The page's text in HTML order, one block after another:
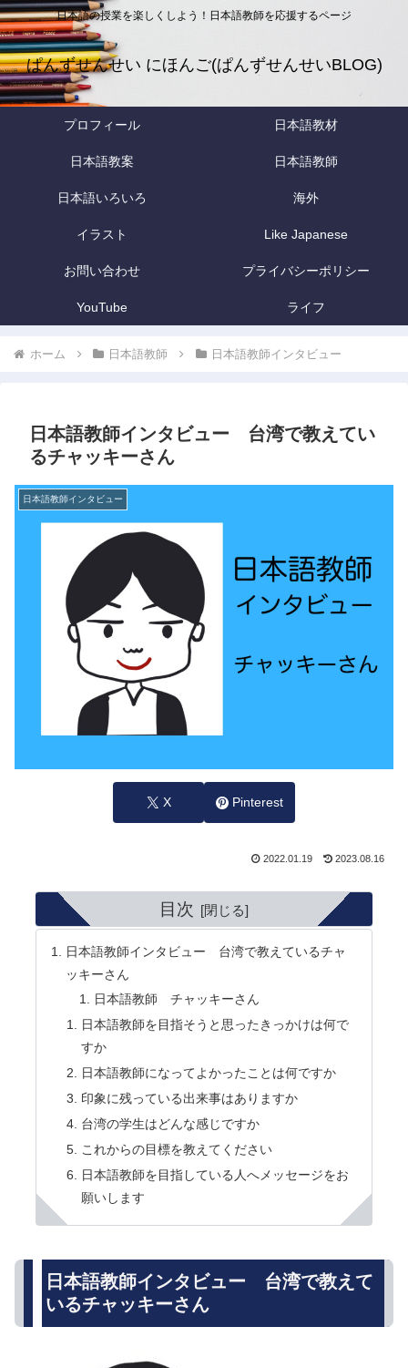
日本語の授業を楽しくしよう！日本語教師を応援するページ
ぱんずせんせい にほんご(ぱんずせんせいBLOG)
プロフィール 日本語教材
日本語教案 日本語教師
日本語いろいろ 海外
イラスト Like Japanese
お問い合わせ プライバシーポリシー
YouTube ライフ
ホーム 日本語教師 日本語教師インタビュー
日本語教師インタビュー 台湾で教えてい
るチャッキーさん
日本語教師インタビュー
X Pinterest
2022.01.19 2023.08.16
目次
日本語教師インタビュー 台湾で教えているチャ
ッキーさん
日本語教師 チャッキーさん
日本語教師を目指そうと思ったきっかけは何で
すか
日本語教師になってよかったことは何ですか
印象に残っている出来事はありますか
台湾の学生はどんな感じですか
これからの目標を教えてください
日本語教師を目指している人へメッセージをお
願いします
日本語教師インタビュー 台湾で教えて
いるチャッキーさん